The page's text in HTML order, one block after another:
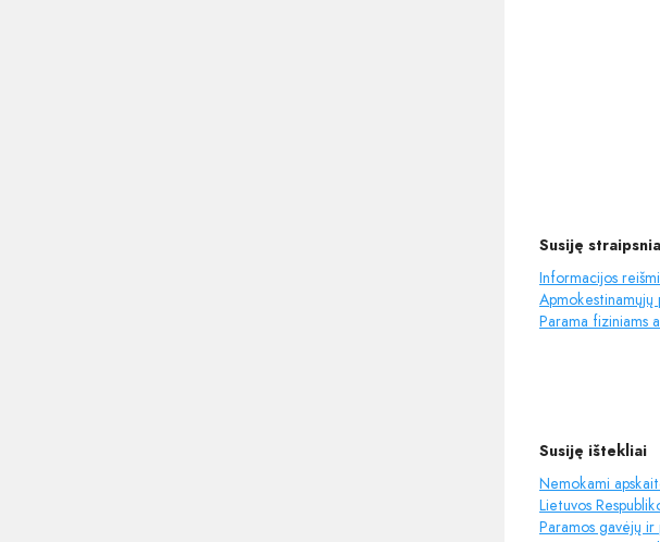
Susiję
Informacijos
Apmokestinamųjų
Parama fiziniams
Susiję ištekliai
Nemokami
Lietuvos
Paramos gavėjų